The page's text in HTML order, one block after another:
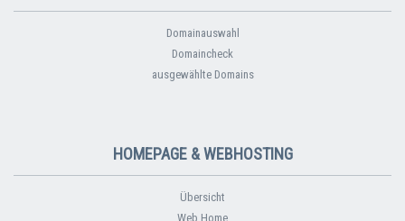
Domainauswahl
Domaincheck
ausgewählte Domains
HOMEPAGE & WEBHOSTING
Übersicht
Web Home